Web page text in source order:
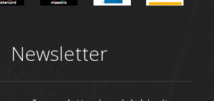
Newsletter